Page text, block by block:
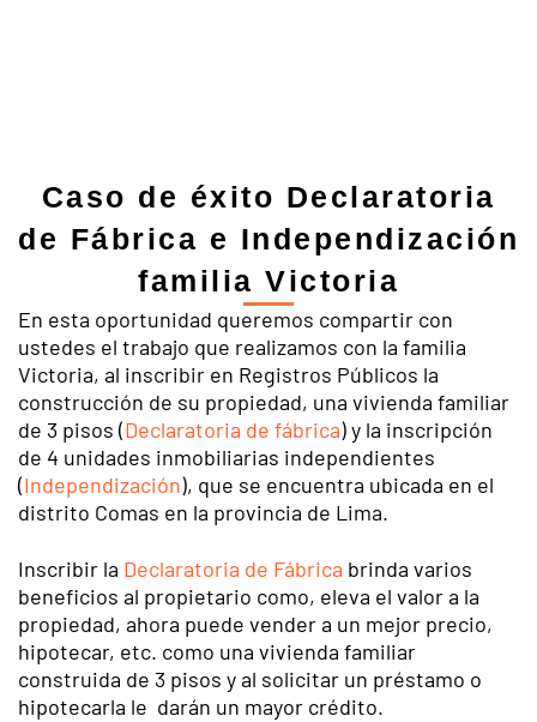
Caso de éxito Declaratoria
de Fábrica e Independización
familia Victoria
En esta oportunidad queremos compartir con
ustedes el trabajo que realizamos con la familia
Victoria, al inscribir en Registros Públicos la
construcción de su propiedad, una vivienda familiar
de 3 pisos (Declaratoria de fábrica) y la inscripción
de 4 unidades inmobiliarias independientes
(Independización), que se encuentra ubicada en el
distrito Comas en la provincia de Lima.
Inscribir la Declaratoria de Fábrica brinda varios
beneficios al propietario como, eleva el valor a la
propiedad, ahora puede vender a un mejor precio,
hipotecar, etc. como una vivienda familiar
construida de 3 pisos y al solicitar un préstamo o
hipotecarla le darán un mayor crédito.